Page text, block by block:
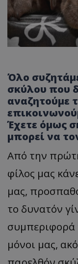
Όλο
σκύλου που
αναζητούμε
Έχετε όμως
μπορεί να
Από την
φίλος μας
μας,
το δυνατόν
συμπεριφορά
μόνοι μας,